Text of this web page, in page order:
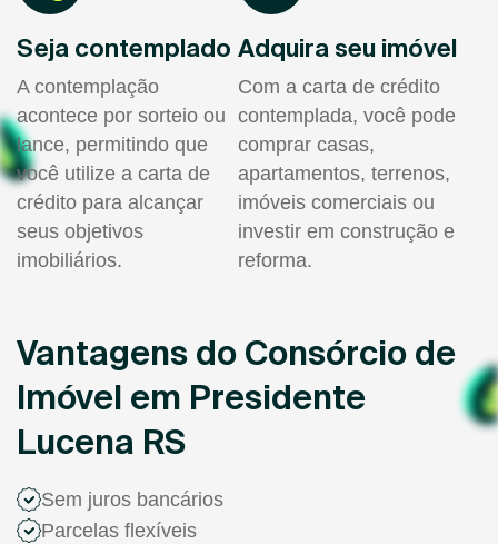
Seja contemplado
A contemplação
acontece por sorteio ou
lance, permitindo que
você utilize a carta de
crédito para alcançar
seus objetivos
imobiliários.
Adquira seu imóvel
Com a carta de crédito
contemplada, você pode
comprar casas,
apartamentos, terrenos,
imóveis comerciais ou
investir em construção e
reforma.
Vantagens do Consórcio de
Imóvel em Presidente
Lucena RS
Sem juros bancários
Parcelas flexíveis